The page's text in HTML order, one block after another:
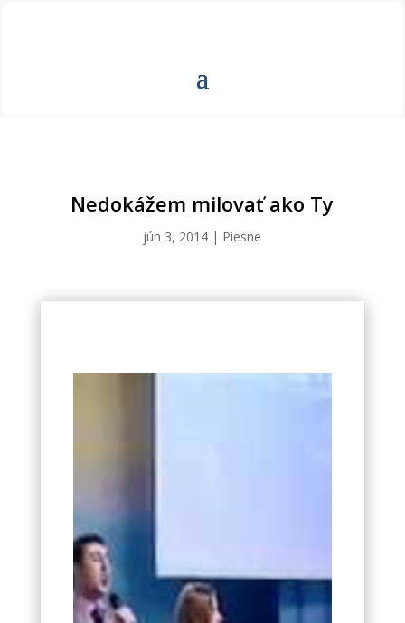
Nedokážem milovať ako Ty
jún 3, 2014 | Piesne